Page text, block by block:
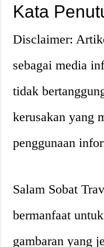
Kata
Disclaimer:
sebagai media
tidak
kerusakan yang
penggunaan
Salam Sobat
bermanfaat
gambaran yang